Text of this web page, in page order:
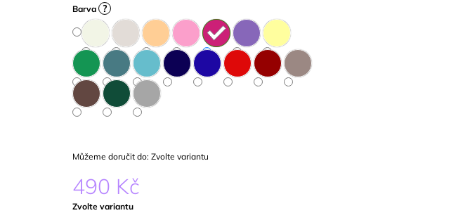
Barva ?
Můžeme doručit do: Zvolte variantu
490 Kč
Měrná
Zvolte variantu